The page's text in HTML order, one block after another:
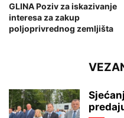
GLINA Poziv za iskazivanje
interesa za zakup
poljoprivrednog zemljišta